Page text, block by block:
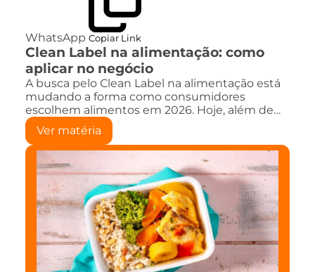
WhatsApp Copiar Link
Clean Label na alimentação: como
aplicar no negócio
A busca pelo Clean Label na alimentação está
mudando a forma como consumidores
escolhem alimentos em 2026. Hoje, além de…
Ver matéria